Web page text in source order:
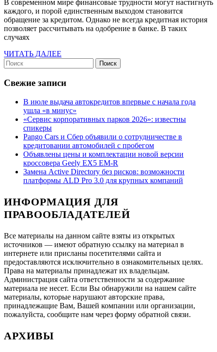
с
плохой
2025
В современном мире финансовые трудности могут настигнуть
каждого, и порой единственным выходом становится
обращение за кредитом. Однако не всегда кредитная история
позволяет рассчитывать на одобрение в банке. В таких
случаях
ЧИТАТЬ ДАЛЕЕ
Найти:
Свежие записи
В июле выдача автокредитов впервые с начала года
ушла «в минус»
«Сервис корпоративных парков 2026»: известны
спикеры
Pango Cars и Сбер объявили о сотрудничестве в
кредитовании автомобилей с пробегом
Объявлены цены и комплектации новой версии
кроссовера Geely EX5 EM-R
Замена Active Directory без рисков: возможности
платформы ALD Pro 3.0 для крупных компаний
ИНФОРМАЦИЯ ДЛЯ
ПРАВООБЛАДАТЕЛЕЙ
Все материалы на данном сайте взяты из открытых
источников — имеют обратную ссылку на материал в
интернете или присланы посетителями сайта и
предоставляются исключительно в ознакомительных целях.
Права на материалы принадлежат их владельцам.
Администрация сайта ответственности за содержание
материала не несет. Если Вы обнаружили на нашем сайте
материалы, которые нарушают авторские права,
принадлежащие Вам, Вашей компании или организации,
пожалуйста, сообщите нам через форму обратной связи.
АРХИВЫ